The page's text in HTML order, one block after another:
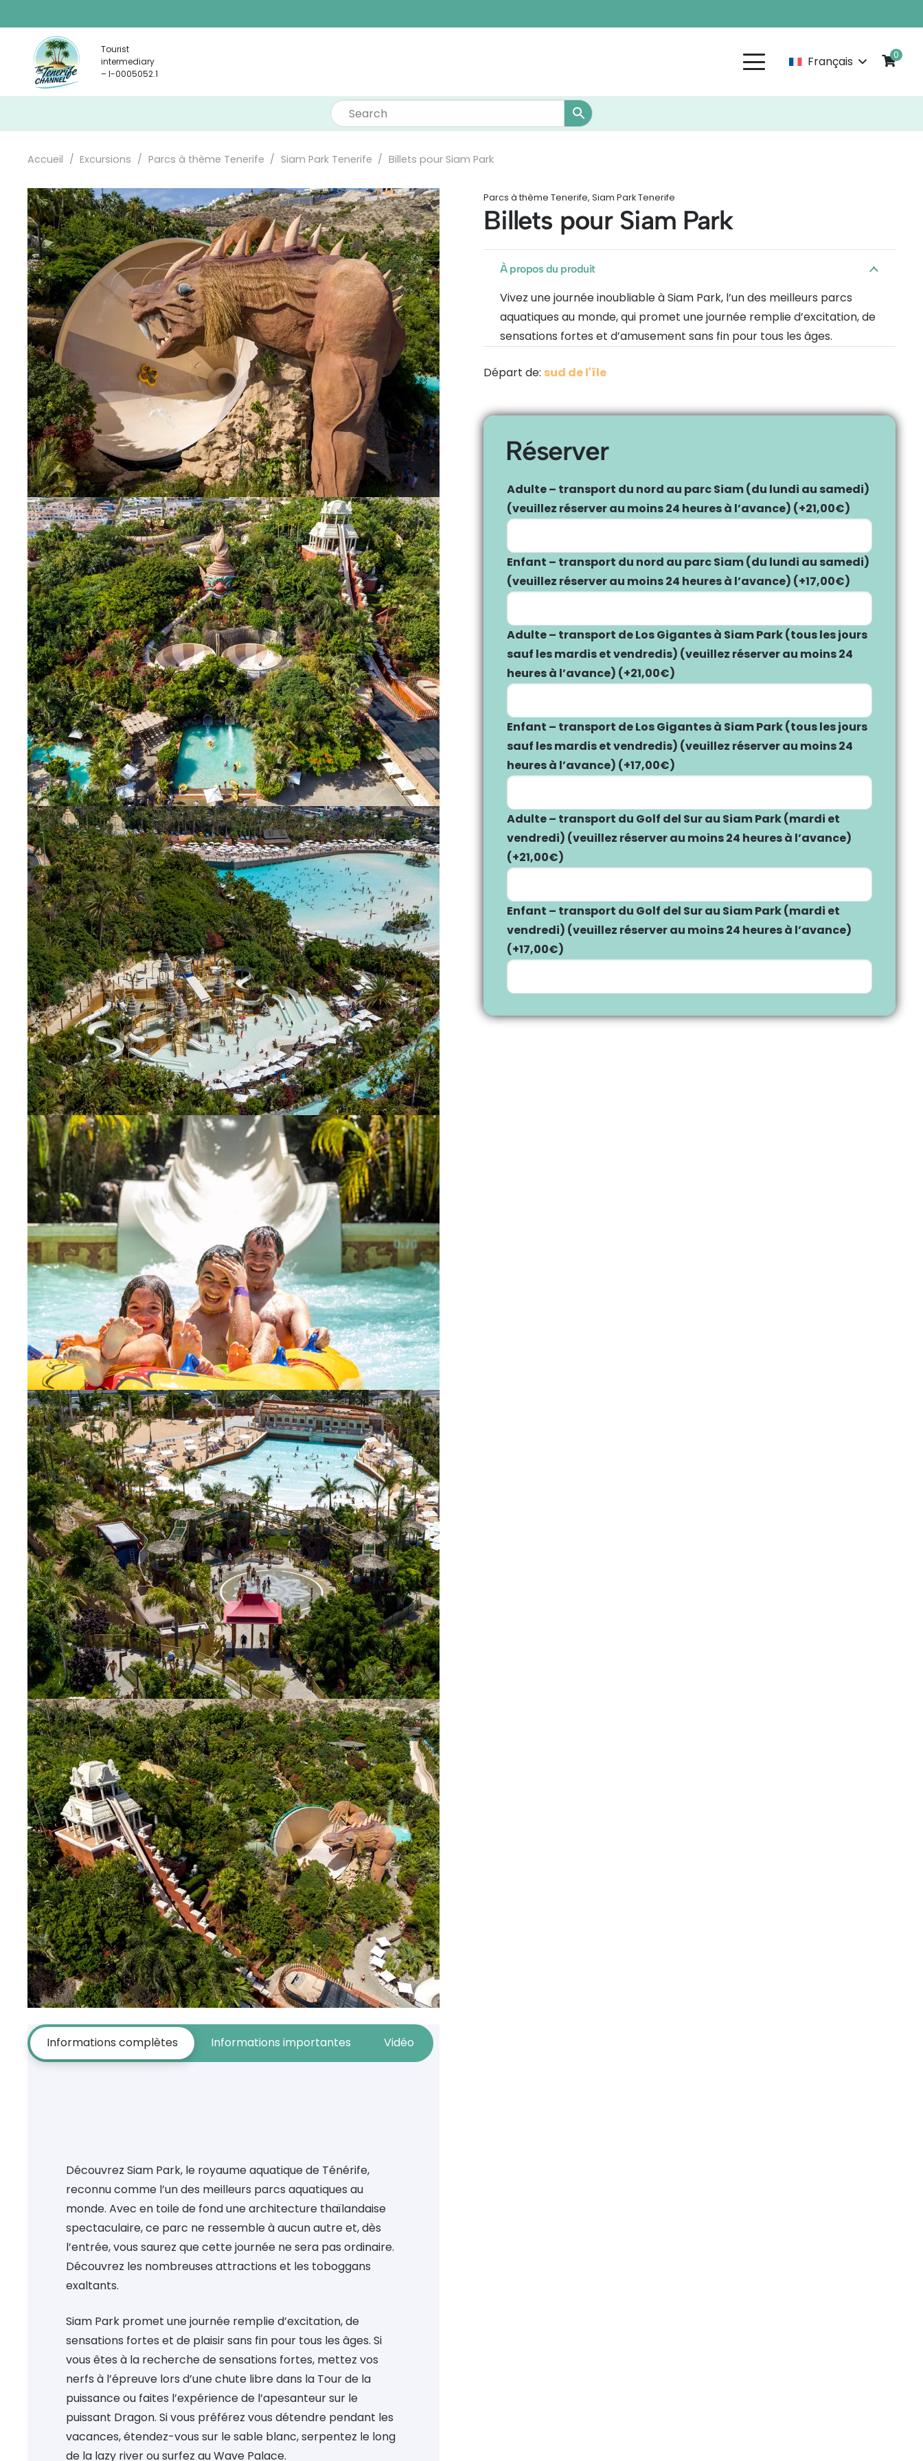
Tourist
intermediary
– I-0005052.1
Français 0
Accueil / Excursions / Parcs à thème Tenerife / Siam Park Tenerife / Billets pour Siam Park
Informations complètes Informations importantes Vidéo
Découvrez Siam Park, le royaume aquatique de Ténérife,
reconnu comme l’un des meilleurs parcs aquatiques au
monde. Avec en toile de fond une architecture thaïlandaise
spectaculaire, ce parc ne ressemble à aucun autre et, dès
l’entrée, vous saurez que cette journée ne sera pas ordinaire.
Découvrez les nombreuses attractions et les toboggans
exaltants.
Siam Park promet une journée remplie d’excitation, de
sensations fortes et de plaisir sans fin pour tous les âges. Si
vous êtes à la recherche de sensations fortes, mettez vos
nerfs à l’épreuve lors d’une chute libre dans la Tour de la
puissance ou faites l’expérience de l’apesanteur sur le
puissant Dragon. Si vous préférez vous détendre pendant les
vacances, étendez-vous sur le sable blanc, serpentez le long
de la lazy river ou surfez au Wave Palace.
Parcs à thème Tenerife, Siam Park Tenerife
Billets pour Siam Park
À propos du produit
Vivez une journée inoubliable à Siam Park, l’un des meilleurs parcs
aquatiques au monde, qui promet une journée remplie d’excitation, de
sensations fortes et d’amusement sans fin pour tous les âges.
Départ de: sud de l'île
Réserver
Adulte – transport du nord au parc Siam (du lundi au samedi)
(veuillez réserver au moins 24 heures à l’avance) (+21,00€)
Enfant – transport du nord au parc Siam (du lundi au samedi)
(veuillez réserver au moins 24 heures à l’avance) (+17,00€)
Adulte – transport de Los Gigantes à Siam Park (tous les jours
sauf les mardis et vendredis) (veuillez réserver au moins 24
heures à l’avance) (+21,00€)
Enfant – transport de Los Gigantes à Siam Park (tous les jours
sauf les mardis et vendredis) (veuillez réserver au moins 24
heures à l’avance) (+17,00€)
Adulte – transport du Golf del Sur au Siam Park (mardi et
vendredi) (veuillez réserver au moins 24 heures à l’avance)
(+21,00€)
Enfant – transport du Golf del Sur au Siam Park (mardi et
vendredi) (veuillez réserver au moins 24 heures à l’avance)
(+17,00€)